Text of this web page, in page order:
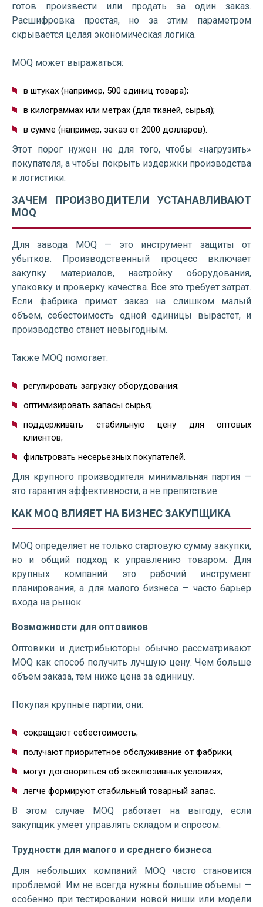
готов произвести или продать за один заказ.
Расшифровка простая, но за этим параметром
скрывается целая экономическая логика.
MOQ может выражаться:
в штуках (например, 500 единиц товара);
в килограммах или метрах (для тканей, сырья);
в сумме (например, заказ от 2000 долларов).
Этот порог нужен не для того, чтобы «нагрузить»
покупателя, а чтобы покрыть издержки производства
и логистики.
ЗАЧЕМ ПРОИЗВОДИТЕЛИ УСТАНАВЛИВАЮТ
MOQ
Для завода MOQ — это инструмент защиты от
убытков. Производственный процесс включает
закупку материалов, настройку оборудования,
упаковку и проверку качества. Все это требует затрат.
Если фабрика примет заказ на слишком малый
объем, себестоимость одной единицы вырастет, и
производство станет невыгодным.
Также MOQ помогает:
регулировать загрузку оборудования;
оптимизировать запасы сырья;
поддерживать стабильную цену для оптовых
клиентов;
фильтровать несерьезных покупателей.
Для крупного производителя минимальная партия —
это гарантия эффективности, а не препятствие.
КАК MOQ ВЛИЯЕТ НА БИЗНЕС ЗАКУПЩИКА
MOQ определяет не только стартовую сумму закупки,
но и общий подход к управлению товаром. Для
крупных компаний это рабочий инструмент
планирования, а для малого бизнеса — часто барьер
входа на рынок.
Возможности для оптовиков
Оптовики и дистрибьюторы обычно рассматривают
MOQ как способ получить лучшую цену. Чем больше
объем заказа, тем ниже цена за единицу.
Покупая крупные партии, они:
сокращают себестоимость;
получают приоритетное обслуживание от фабрики;
могут договориться об эксклюзивных условиях;
легче формируют стабильный товарный запас.
В этом случае MOQ работает на выгоду, если
закупщик умеет управлять складом и спросом.
Трудности для малого и среднего бизнеса
Для небольших компаний MOQ часто становится
проблемой. Им не всегда нужны большие объемы —
особенно при тестировании новой ниши или модели